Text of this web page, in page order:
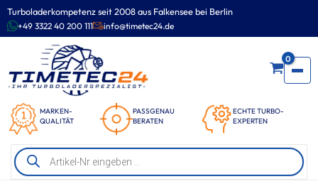
Turboladerkompetenz seit 2008 aus Falkensee bei Berlin
+49 3322 40 200 111 info@timetec24.de
MARKEN-
QUALITÄT
PASSGENAU
BERATEN
ECHTE TURBO-
EXPERTEN
0
Products
search
Zum
Inhalt
springen